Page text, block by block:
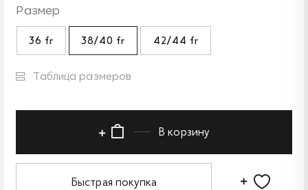
Размер
36 fr 38/40 fr 42/44 fr
Таблица размеров
В корзину
Быстрая покупка